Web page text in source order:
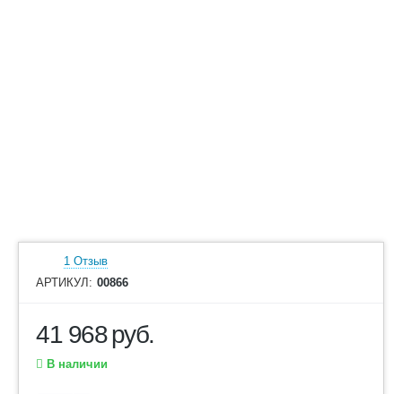
1 Отзыв
АРТИКУЛ: 00866
41 968руб.
В наличии